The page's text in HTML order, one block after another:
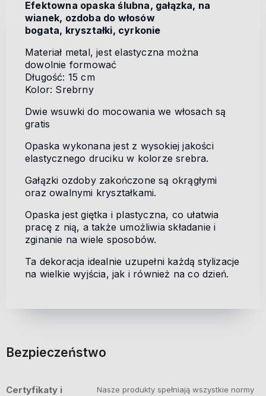
Efektowna opaska ślubna, gałązka, na
wianek, ozdoba do włosów
bogata, kryształki, cyrkonie
Materiał metal, jest elastyczna można
dowolnie formować
Długość: 15 cm
Kolor: Srebrny
Dwie wsuwki do mocowania we włosach są
gratis
Opaska wykonana jest z wysokiej jakości
elastycznego druciku w kolorze srebra.
Gałązki ozdoby zakończone są okrągłymi
oraz owalnymi kryształkami.
Opaska jest giętka i plastyczna, co ułatwia
pracę z nią, a także umożliwia składanie i
zginanie na wiele sposobów.
Ta dekoracja idealnie uzupełni każdą stylizacje
na wielkie wyjścia, jak i również na co dzień.
Bezpieczeństwo
Certyfikaty i
Nasze produkty spełniają wszystkie normy